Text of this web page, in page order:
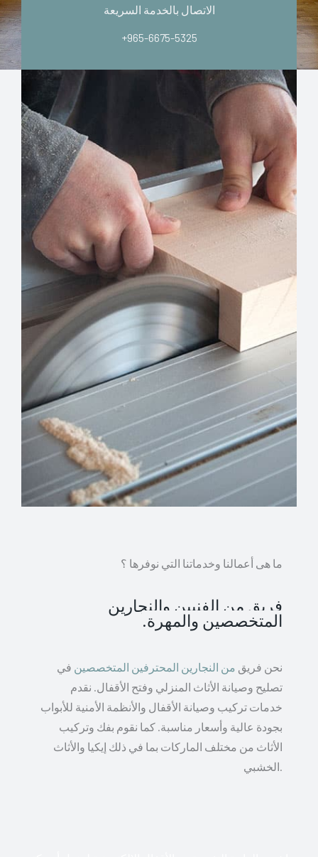
الاتصال بالخدمة السريعة
+965-6675-5325
ما هى أعمالنا وخدماتنا التي نوفرها ؟
فريق من الفنيين والنجارين
المتخصصين والمهرة.
نحن فريق من النجارين المحترفين المتخصصين في
تصليح وصيانة الأثاث المنزلي وفتح الأقفال. نقدم
خدمات تركيب وصيانة الأقفال والأنظمة الأمنية للأبواب
بجودة عالية وأسعار مناسبة. كما نقوم بفك وتركيب
الأثاث من مختلف الماركات بما في ذلك إيكيا والأثاث
الخشبي.